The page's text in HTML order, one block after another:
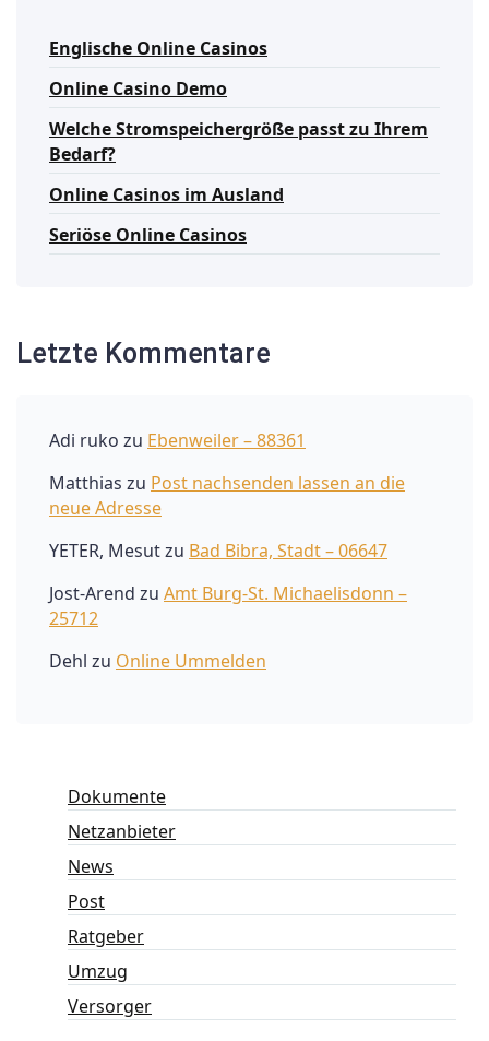
Englische Online Casinos
Online Casino Demo
Welche Stromspeichergröße passt zu Ihrem
Bedarf?
Online Casinos im Ausland
Seriöse Online Casinos
Letzte Kommentare
Adi ruko zu Ebenweiler – 88361
Matthias zu Post nachsenden lassen an die
neue Adresse
YETER, Mesutzu Bad Bibra, Stadt – 06647
Jost-Arend zu Amt Burg-St. Michaelisdonn –
25712
Dehl zu Online Ummelden
Dokumente
Netzanbieter
News
Post
Ratgeber
Umzug
Versorger